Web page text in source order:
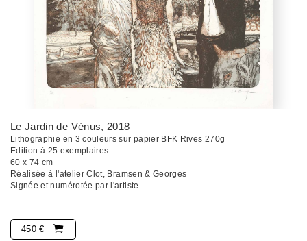
Le Jardin de Vénus, 2018
Lithographie en 3 couleurs sur papier BFK Rives 270g
Edition à 25 exemplaires
60 x 74 cm
Réalisée à l'atelier Clot, Bramsen & Georges
Signée et numérotée par l'artiste
450 €